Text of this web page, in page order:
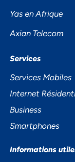
Yas en Afrique
Axian Telecom
Services
Services Mobiles
Internet
Business
Smartphones
Informations
NOUS
PRIVÉE